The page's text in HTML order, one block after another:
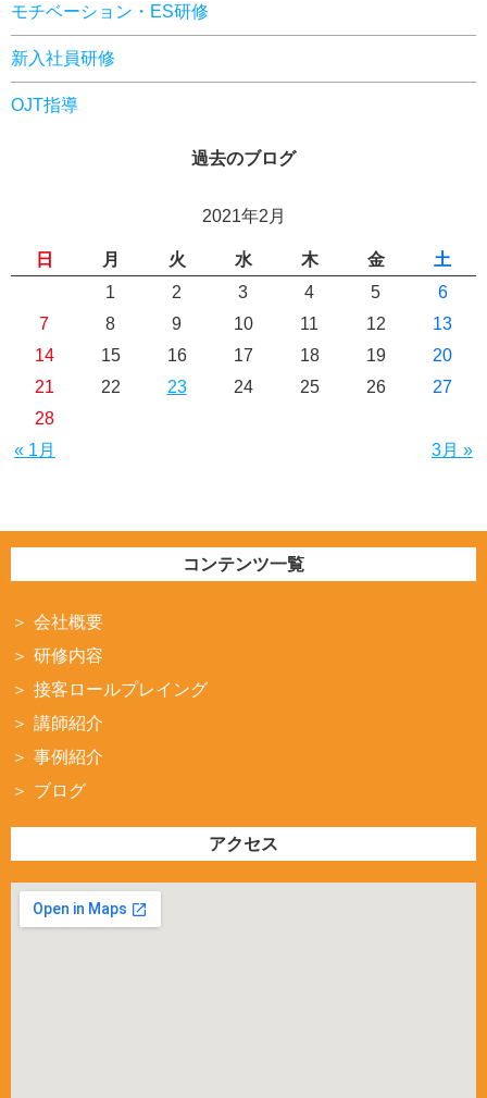
モチベーション・ES研修
新入社員研修
OJT指導
過去のブログ
2021年2月
日 月 火 水 木 金 土
« 1月 3月 »
1 2 3 4 5
6
7
8 9 10 11 12
13
14
15 16 17 18 19
20
21
22 23 24 25 26
27
28
コンテンツ一覧
会社概要
研修内容
接客ロールプレイング
講師紹介
事例紹介
ブログ
アクセス